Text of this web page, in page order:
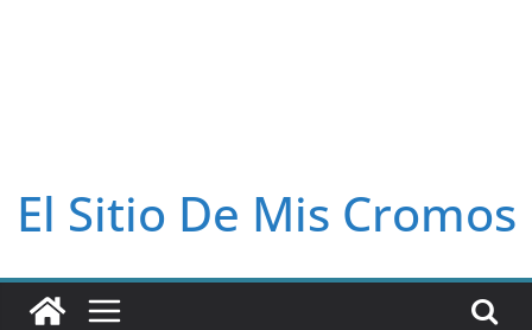
El Sitio De Mis Cromos